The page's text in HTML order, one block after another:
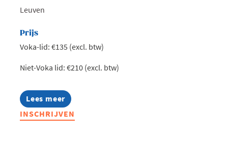
Leuven
Prijs
Voka-lid: €135 (excl. btw)
Niet-Voka lid: €210 (excl. btw)
Lees meer
about
Exclusieve
lunch
INSCHRIJVEN